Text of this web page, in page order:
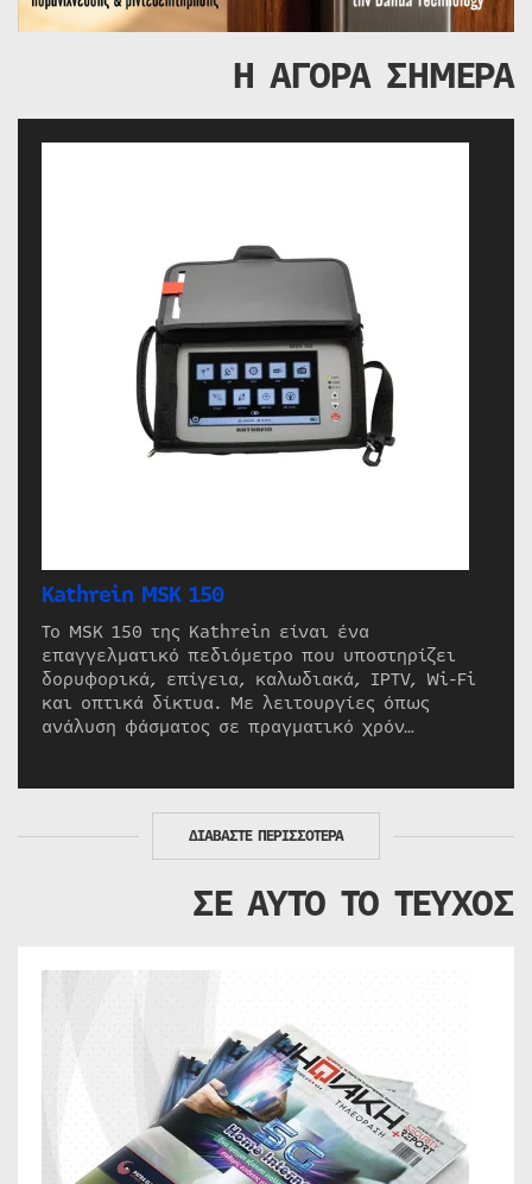
Η ΑΓΟΡΑ ΣΗΜΕΡΑ
Kathrein MSK 150
Το MSK 150 της Kathrein είναι ένα
επαγγελματικό πεδιόμετρο που υποστηρίζει
δορυφορικά, επίγεια, καλωδιακά, IPTV, Wi-Fi
και οπτικά δίκτυα. Με λειτουργίες όπως
ανάλυση φάσματος σε πραγματικό χρόν…
ΔΙΑΒΑΣΤΕ ΠΕΡΙΣΣΟΤΕΡΑ
ΣΕ ΑΥΤΟ ΤΟ ΤΕΥΧΟΣ